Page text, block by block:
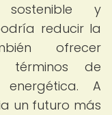
y
reducir la
ofrecer
términos de
A
un futuro más